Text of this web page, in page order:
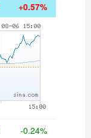
+0.57%
-0.24%